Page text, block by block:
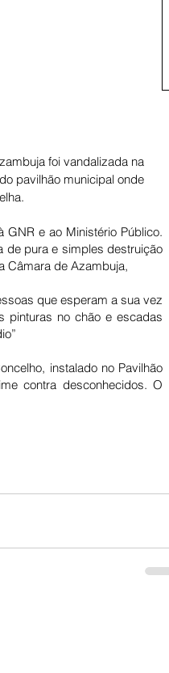
foi vandalizada na
pavilhão municipal onde
e ao Ministério Público.
de pura e simples destruição
Câmara de Azambuja,
que esperam a sua vez
pinturas no chão e escadas
instalado no Pavilhão
contra desconhecidos. O